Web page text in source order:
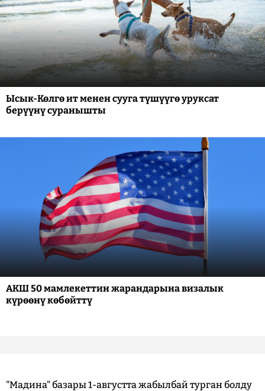
Ысык-Көлгө ит менен сууга түшүүгө уруксат
берүүнү суранышты
АКШ 50 мамлекеттин жарандарына визалык
күрөөнү көбөйттү
"Мадина" базары 1-августта жабылбай турган болду